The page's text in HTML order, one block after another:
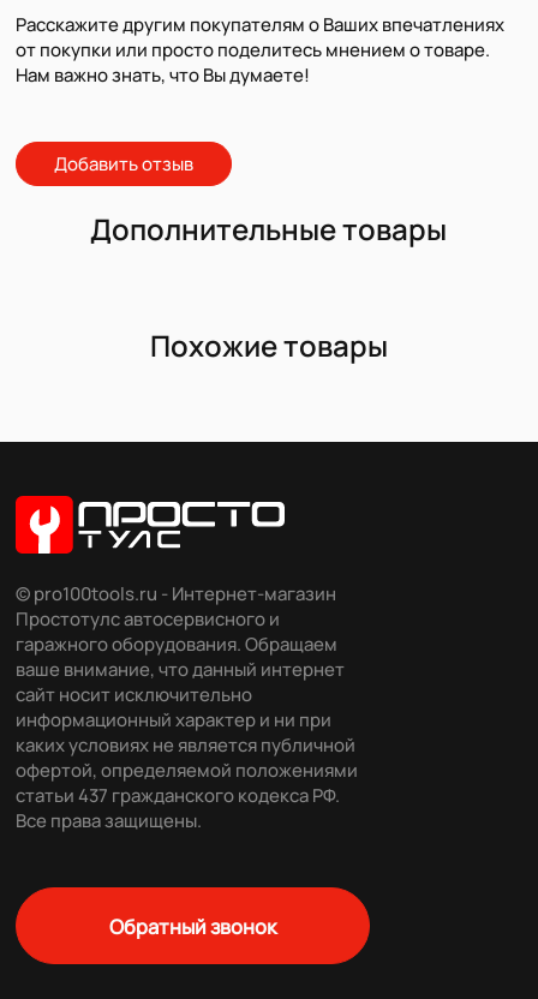
Расскажите другим покупателям о Ваших впечатлениях
от покупки или просто поделитесь мнением о товаре.
Нам важно знать, что Вы думаете!
Добавить отзыв
Дополнительные товары
Похожие товары
© pro100tools.ru - Интернет-магазин
Простотулс автосервисного и
гаражного оборудования. Обращаем
ваше внимание, что данный интернет
сайт носит исключительно
информационный характер и ни при
каких условиях не является публичной
офертой, определяемой положениями
статьи 437 гражданского кодекса РФ.
Все права защищены.
Обратный звонок